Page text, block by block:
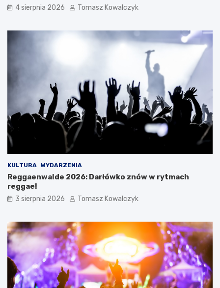
4 sierpnia 2026 Tomasz Kowalczyk
KULTURA WYDARZENIA
Reggaenwalde 2026: Darłówko znów w rytmach
reggae!
3 sierpnia 2026 Tomasz Kowalczyk